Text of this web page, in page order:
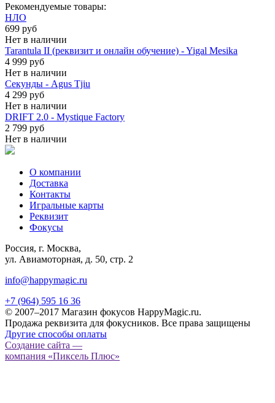
Рекомендуемые товары:
НЛО
699 руб
Нет в наличии
Tarantula II (реквизит и онлайн обучение) - Yigal Mesika
4 999 руб
Нет в наличии
Секунды - Agus Tjiu
4 299 руб
Нет в наличии
DRIFT 2.0 - Mystique Factory
2 799 руб
Нет в наличии
О компании
Доставка
Контакты
Игральные карты
Реквизит
Фокусы
Россия, г. Москва,
ул. Авиамоторная, д. 50, стр. 2
info@happymagic.ru
+7 (964) 595 16 36
© 2007–2017 Магазин фокусов HappyMagic.ru.
Продажа реквизита для фокусников. Все права защищены
Другие способы оплаты
Создание сайта —
компания «Пиксель Плюс»